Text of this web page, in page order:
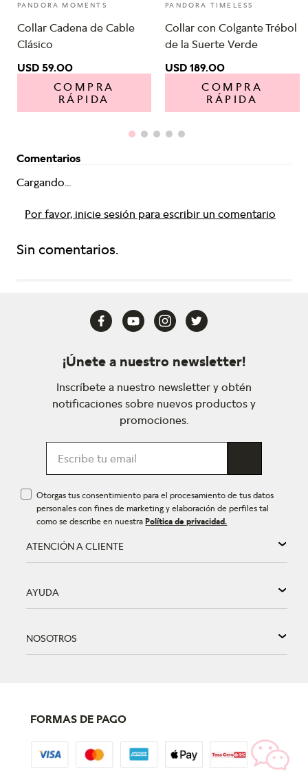
PANDORA MOMENTS
Collar Cadena de Cable
Clásico
USD 59.00
COMPRA
RÁPIDA
PANDORA TIMELESS
Collar con Colgante Trébol
de la Suerte Verde
USD 189.00
COMPRA
RÁPIDA
Comentarios
Cargando...
Por favor, inicie sesión para escribir un comentario
Sin comentarios.
¡Únete a nuestro newsletter!
Inscríbete a nuestro newsletter y obtén
notificaciones sobre nuevos productos y
promociones.
Otorgas tus consentimiento para el procesamiento de tus datos
personales con fines de marketing y elaboración de perfiles tal
como se describe en nuestraPolítica de privacidad.
ATENCIÓN A CLIENTE
AYUDA
NOSOTROS
FORMAS DE PAGO